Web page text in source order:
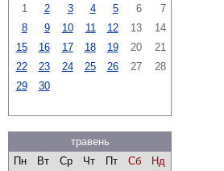
1
2 3 4 5 6
7
8
9 10 11 12 13
14
15
16 17 18 19 20
21
22
23 24 25 26 27
28
29
30
травень
Пн
Вт Ср Чт Пт Сб
Нд